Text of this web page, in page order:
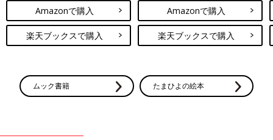
(文・水川ちさ)
※記事内容でご紹介している投稿、リンク先は、削除される場合
があります。あらかじめご了承ください。
ます。
Amazonで購入
楽天ブックスで購入
Amazonで購入
楽天ブックスで購入
ムック書籍 たまひよの絵本